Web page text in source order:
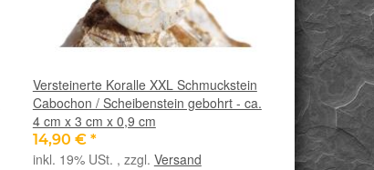
Versteinerte Koralle XXL Schmuckstein
Cabochon / Scheibenstein gebohrt - ca.
4 cm x 3 cm x 0,9 cm
14,90 € *
inkl. 19% USt. , zzgl. Versand